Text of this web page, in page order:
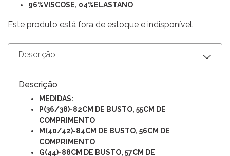
96%VISCOSE, 04%ELASTANO
Este produto está fora de estoque e indisponível.
Descrição
Descrição
MEDIDAS:
P(36/38)-82CM DE BUSTO, 55CM DE
COMPRIMENTO
M(40/42)-84CM DE BUSTO, 56CM DE
COMPRIMENTO
G(44)-88CM DE BUSTO, 57CM DE